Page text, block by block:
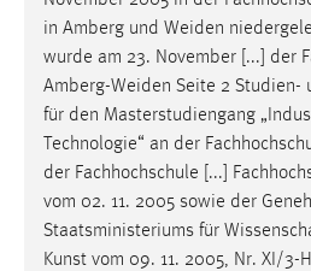
in Amberg und Weiden
wurde am 23. November [...] der
Amberg-Weiden Seite 2 Studien-
für den Masterstudiengang
Technologie“ an der
der Fachhochschule [...]
vom 02. 11. 2005 sowie der
Staatsministeriums für
Kunst vom 09. 11. 2005, Nr. XI/3-